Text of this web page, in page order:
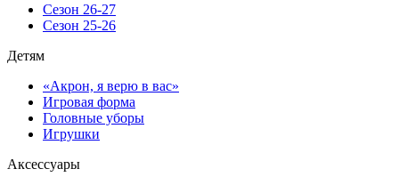
Сезон 26-27
Сезон 25-26
Детям
«Акрон, я верю в вас»
Игровая форма
Головные уборы
Игрушки
Аксессуары